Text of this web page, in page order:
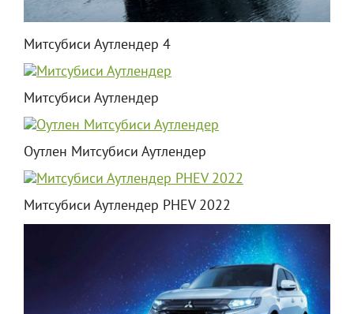
Митсубиси Аутлендер 4
Митсубиси Аутлендер
Оутлен Митсубиси Аутлендер
Митсубиси Аутлендер PHEV 2022